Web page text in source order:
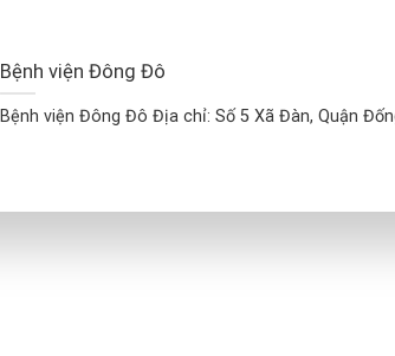
Bệnh viện Đông Đô
Bệnh viện Đông Đô Địa chỉ: Số 5 Xã Đàn, Quận